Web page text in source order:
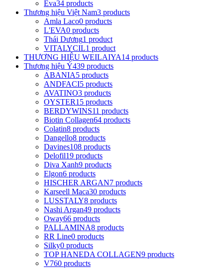
Eva34 products
Thương hiệu Việt Nam3 products
Amla Laco0 products
L'EVA0 products
Thái Dương1 product
VITALYCIL1 product
THƯƠNG HIỆU WEILAIYA14 products
Thương hiệu Ý439 products
ABANIA5 products
ANDFACI5 products
AVATINO3 products
OYSTER15 products
BERDYWINS11 products
Biotin Collagen64 products
Colatin8 products
Dangello8 products
Davines108 products
Delofil19 products
Diva Xanh9 products
Elgon6 products
HISCHER ARGAN7 products
Karseell Maca30 products
LUSSTALY8 products
Nashi Argan49 products
Oway66 products
PALLAMINA8 products
RR Line0 products
Silky0 products
TOP HANEDA COLLAGEN9 products
V760 products